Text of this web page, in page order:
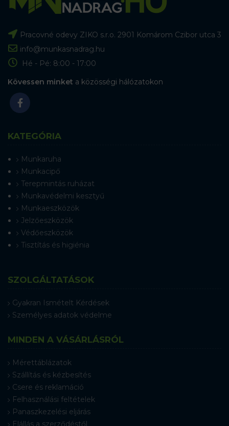
Pracovné odevy ZIKO s.r.o. 2901 Komárom Czibor utca 3
info@munkasnadrag.hu
Hé - Pé: 8:00 - 17:00
Kövessen minket a közösségi hálózatokon
KATEGÓRIA
Munkaruha
Munkacipő
Terepmintás ruházat
Munkavédelmi kesztyű
Munkaeszközök
Jelzőeszközök
Védőeszközök
Tisztítás és higiénia
SZOLGÁLTATÁSOK
Gyakran Ismételt Kérdések
Személyes adatok védelme
MINDEN A VÁSÁRLÁSRÓL
Mérettáblázatok
Szállítás és kézbesítés
Csere és reklamáció
Felhasználási feltételek
Panaszkezelési eljárás
Elállás a szerződéstől